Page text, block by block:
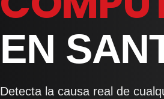
EN
Detecta la causa real de